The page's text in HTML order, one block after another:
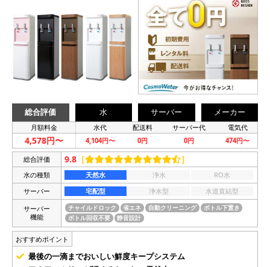
総合評価 水 サーバー メーカー
月額料金 水代 配送料 サーバー代 電気代
4,578円〜 4,104円〜 0円 0円 474円〜
総合評価 9.8 ［ ］
水の種類 天然水 浄水
RO水
サーバー
宅配型 浄水型
水道直結型
サーバー
機能
チャイルドロック 省エネ 自動クリーニング
ボトル下置き
ボトル回収不要
静音設計
おすすめポイント
最後の一滴までおいしい鮮度キープシステム